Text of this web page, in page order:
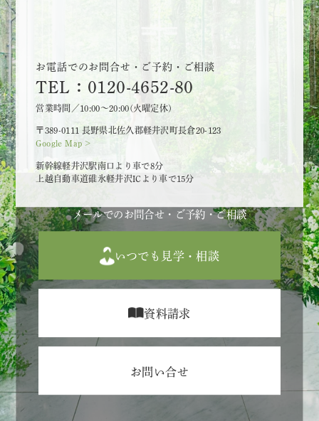
お電話でのお問合せ・ご予約・ご相談
TEL：0120-4652-80
営業時間／10:00～20:00(火曜定休)
〒389-0111 長野県北佐久郡軽井沢町長倉20-123
Google Map >
新幹線軽井沢駅南口より車で8分
上越自動車道碓氷軽井沢ICより車で15分
メールでのお問合せ・ご予約・ご相談
いつでも見学・相談
資料請求
お問い合せ